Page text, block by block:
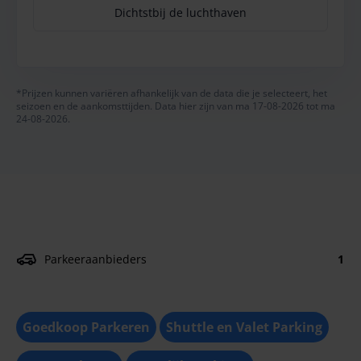
Dichtstbij de luchthaven
*Prijzen kunnen variëren afhankelijk van de data die je selecteert, het
seizoen en de aankomsttijden. Data hier zijn van ma 17-08-2026 tot ma
24-08-2026.
Parkeeraanbieders 1
Goedkoop Parkeren Shuttle en Valet Parking